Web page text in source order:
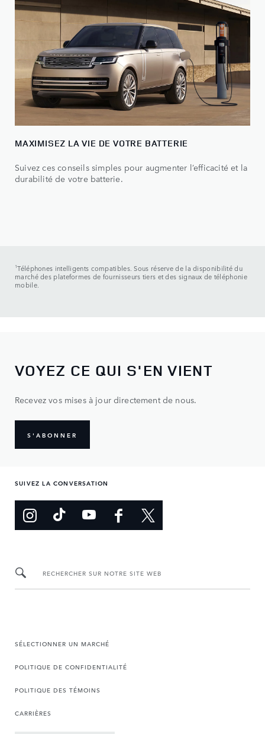
MAXIMISEZ LA VIE DE VOTRE BATTERIE
Suivez ces conseils simples pour augmenter l’efficacité et la
durabilité de votre batterie.
1Téléphones intelligents compatibles. Sous réserve de la disponibilité du
marché des plateformes de fournisseurs tiers et des signaux de téléphonie
mobile.
VOYEZ CE QUI S'EN VIENT
Recevez vos mises à jour directement de nous.
S'ABONNER
SUIVEZ LA CONVERSATION
RECHERCHER SUR NOTRE SITE WEB
SÉLECTIONNER UN MARCHÉ
POLITIQUE DE CONFIDENTIALITÉ
POLITIQUE DES TÉMOINS
CARRIÈRES